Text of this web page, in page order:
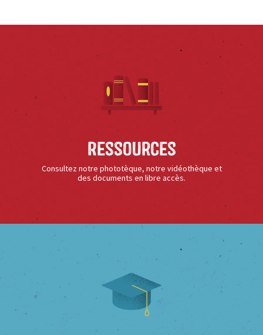
Ressources
Consultez notre phototèque, notre vidéothèque et
des documents en libre accès.